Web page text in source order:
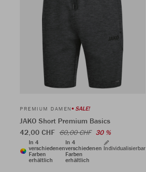
PREMIUM DAMEN SALE!
JAKO Short Premium Basics
42,00 CHF 60,00 CHF 30 %
In 4
verschiedenen
Farben
erhältlich
In 4
verschiedenen
Farben
erhältlich
Individualisierbar